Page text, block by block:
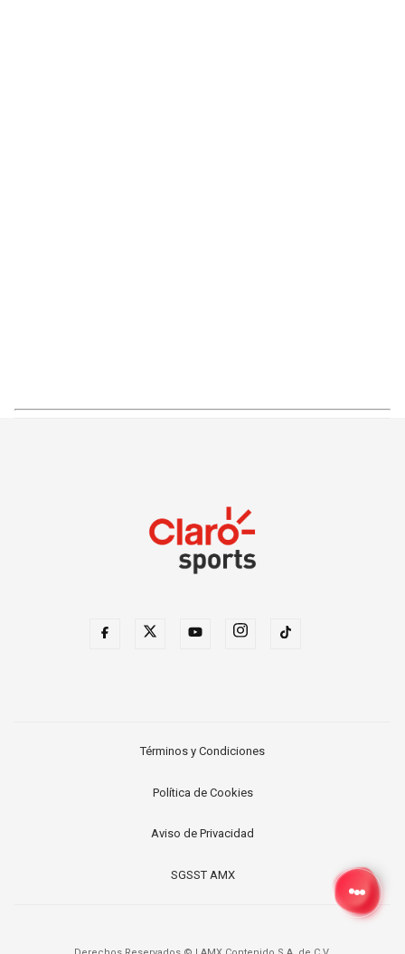
Términos y Condiciones
Política de Cookies
Aviso de Privacidad
SGSST AMX